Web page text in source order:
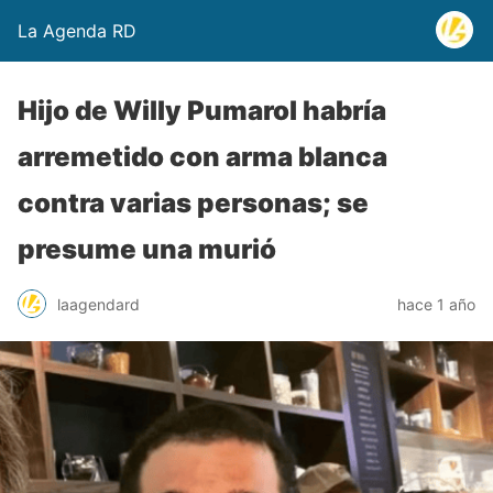
La Agenda RD
Hijo de Willy Pumarol habría
arremetido con arma blanca
contra varias personas; se
presume una murió
laagendard hace 1 año